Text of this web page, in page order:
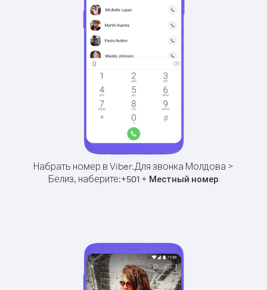
Набрать номер в Viber.Для звонка Молдова >
Белиз, наберите:+501 + Местный номер